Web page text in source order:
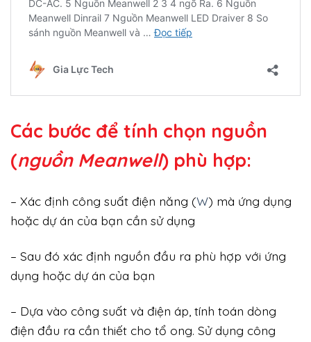
Các bước để tính chọn nguồn
(nguồn Meanwell) phù hợp:
– Xác định công suất điện năng (W) mà ứng dụng
hoặc dự án của bạn cần sử dụng
– Sau đó xác định nguồn đầu ra phù hợp với ứng
dụng hoặc dự án của bạn
– Dựa vào công suất và điện áp, tính toán dòng
điện đầu ra cần thiết cho tổ ong. Sử dụng công